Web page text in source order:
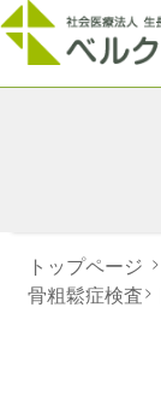
トップページ >
骨粗鬆症検査>